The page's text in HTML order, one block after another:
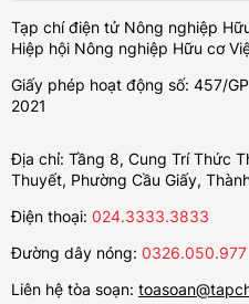
Tạp chí điện tử Nông nghiệp
Hiệp hội Nông nghiệp Hữu cơ
Giấy phép hoạt động số: 457/
2021
Địa chỉ: Tầng 8, Cung Trí Thức
Thuyết, Phường Cầu Giấy,
Điện thoại: 024.3333.3833
Đường dây nóng: 0326.050.977
Liên hệ tòa soạn: